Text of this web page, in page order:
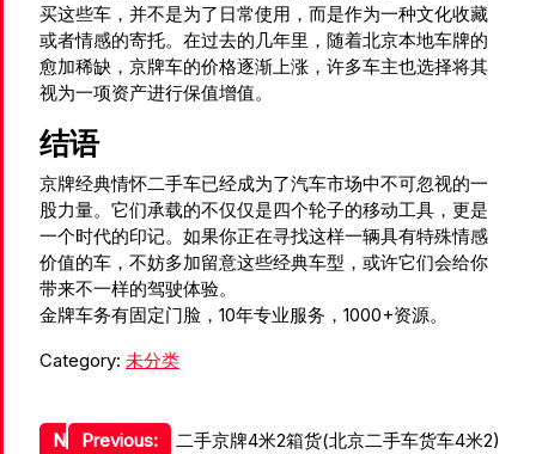
买这些车，并不是为了日常使用，而是作为一种文化收藏
或者情感的寄托。在过去的几年里，随着北京本地车牌的
愈加稀缺，京牌车的价格逐渐上涨，许多车主也选择将其
视为一项资产进行保值增值。
结语
京牌经典情怀二手车已经成为了汽车市场中不可忽视的一
股力量。它们承载的不仅仅是四个轮子的移动工具，更是
一个时代的印记。如果你正在寻找这样一辆具有特殊情感
价值的车，不妨多加留意这些经典车型，或许它们会给你
带来不一样的驾驶体验。
金牌车务有固定门脸，10年专业服务，1000+资源。
Category: 未分类
文 Previous: 二手京牌4米2箱货(北京二手车货车4米2)
N